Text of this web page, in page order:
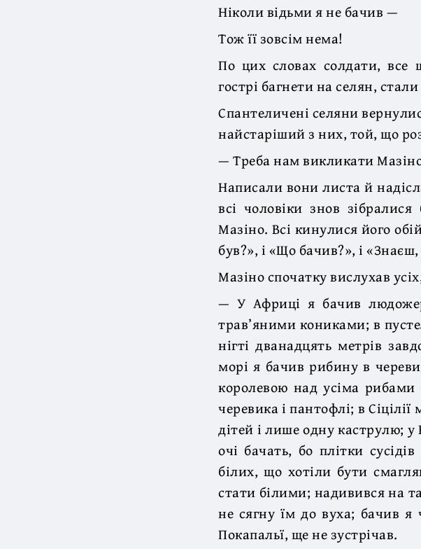
Ніколи відьми я не бачив —
Тож її зовсім нема!
По цих словах солдати, все
гострі багнети на селян, стали
Спантеличені селяни
найстаріший з них, той, що
— Треба нам викликати
Написали вони листа й
всі чоловіки знов
Мазіно. Всі кинулися його
був?», і «Що бачив?», і
Мазіно спочатку вислухав
— У Африці я бачив
трав’яними кониками; в
нігті дванадцять метрів
морі я бачив рибину в
королевою над усіма
черевика і пантофлі; в
дітей і лише одну каструлю;
очі бачать, бо плітки
білих, що хотіли бути
стати білими; надивився на
не сягну їм до вуха; бачив я
Покапальї, ще не зустрічав.